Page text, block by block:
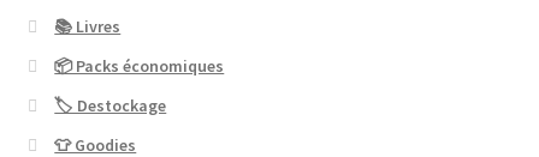
📚 Livres
📦 Packs économiques
🏷 Destockage
👕 Goodies